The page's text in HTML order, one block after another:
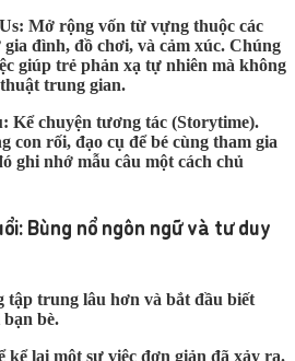
Mở rộng vốn từ vựng thuộc các
đình, đồ chơi, và cảm xúc. Chúng
giúp trẻ phản xạ tự nhiên mà không
trung gian.
Kể chuyện tương tác (Storytime).
con rối, đạo cụ để bé cùng tham gia
ghi nhớ mẫu câu một cách chủ
Bùng nổ ngôn ngữ và tư duy
tập trung lâu hơn và bắt đầu biết
bè.
kể lại một sự việc đơn giản đã xảy ra.